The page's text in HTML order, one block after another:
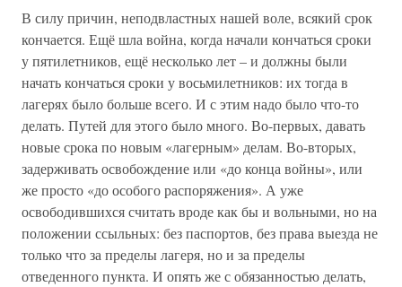
В силу причин, неподвластных нашей воле, всякий срок
кончается. Ещё шла война, когда начали кончаться сроки
у пятилетников, ещё несколько лет – и должны были
начать кончаться сроки у восьмилетников: их тогда в
лагерях было больше всего. И с этим надо было что-то
делать. Путей для этого было много. Во-первых, давать
новые срока по новым «лагерным» делам. Во-вторых,
задерживать освобождение или «до конца войны», или
же просто «до особого распоряжения». А уже
освободившихся считать вроде как бы и вольными, но на
положении ссыльных: без паспортов, без права выезда не
только что за пределы лагеря, но и за пределы
отведенного пункта. И опять же с обязанностью делать,